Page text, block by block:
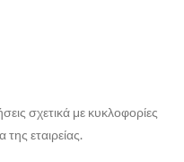
σχετικά με κυκλοφορίες
εταιρείας.